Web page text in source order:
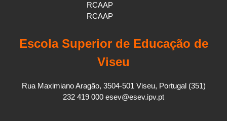
RCAAP
RCAAP
Escola Superior de Educação de
Viseu
Rua Maximiano Aragão, 3504-501 Viseu, Portugal (351)
232 419 000 esev@esev.ipv.pt